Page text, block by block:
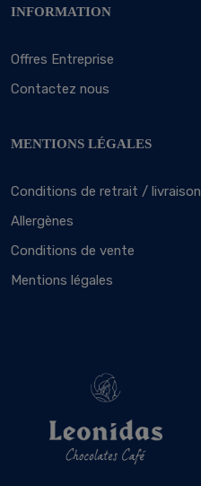
INFORMATION
Offres Entreprise
Contactez nous
MENTIONS LÉGALES
Conditions de retrait / livraison
Allergènes
Conditions de vente
Mentions légales